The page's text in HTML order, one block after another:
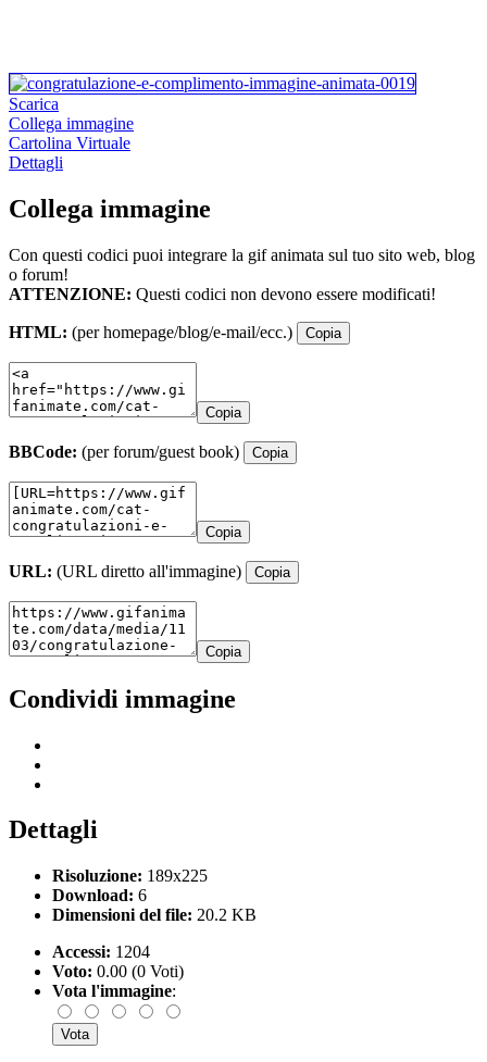
Scarica
Collega immagine
Cartolina Virtuale
Dettagli
Collega immagine
Con questi codici puoi integrare la gif animata sul tuo sito web, blog
o forum!
ATTENZIONE: Questi codici non devono essere modificati!
HTML: (per homepage/blog/e-mail/ecc.) Copia
Copia
BBCode: (per forum/guest book) Copia
Copia
URL: (URL diretto all'immagine) Copia
Copia
Condividi immagine
Dettagli
Risoluzione: 189x225
Download: 6
Dimensioni del file: 20.2 KB
Accessi: 1204
Voto: 0.00 (0 Voti)
Vota l'immagine: